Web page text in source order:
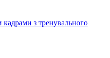
з тренувального